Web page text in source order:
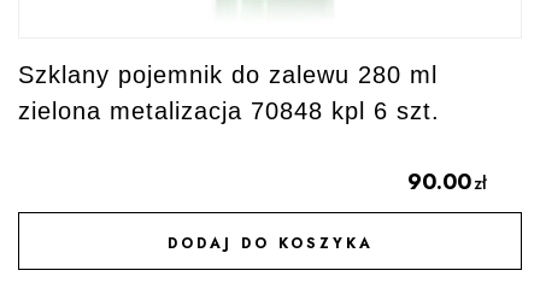
Szklany pojemnik do zalewu 280 ml
zielona metalizacja 70848 kpl 6 szt.
90.00zł
DODAJ DO KOSZYKA
DODAJ DO ULUBIONYCH